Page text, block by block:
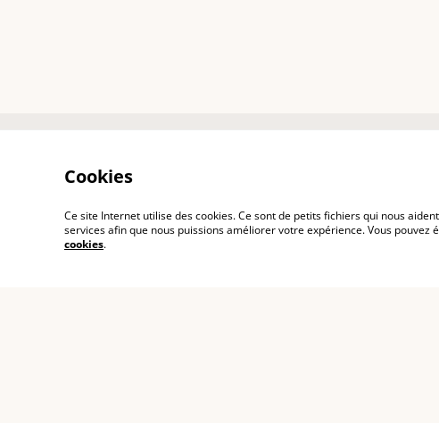
Célia Pale
Cookies
Ce site Internet utilise des cookies. Ce sont de petits fichiers qui nous
services afin que nous puissions améliorer votre expérience. Vous pouvez
cookies.